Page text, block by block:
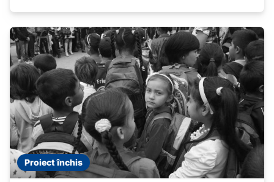
Proiect închis